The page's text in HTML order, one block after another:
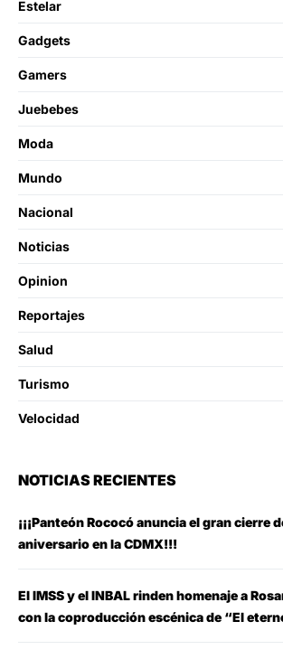
Estelar
Gadgets
Gamers
Juebebes
Moda
Mundo
Nacional
Noticias
Opinion
Reportajes
Salud
Turismo
Velocidad
NOTICIAS RECIENTES
¡¡¡Panteón Rococó anuncia el gran cierre
aniversario en la CDMX!!!
El IMSS y el INBAL rinden homenaje a
con la coproducción escénica de “El